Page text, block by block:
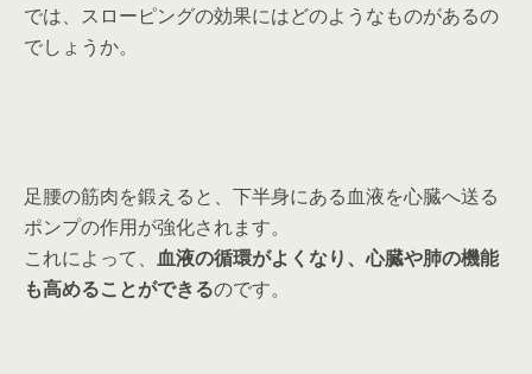
では、スローピングの効果にはどのようなものがあるの
でしょうか。
足腰の筋肉を鍛えると、下半身にある血液を心臓へ送る
ポンプの作用が強化されます。
これによって、 血液の循環がよくなり、心臓や肺の機能
も高めることができるのです。